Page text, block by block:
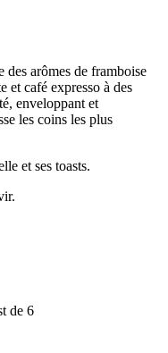
des arômes de framboise
et café expresso à des
enveloppant et
les coins les plus
et ses toasts.
de 6